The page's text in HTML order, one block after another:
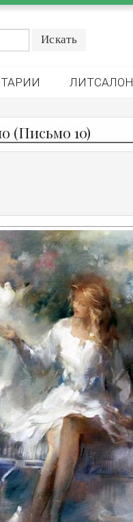
ЛИТСАЛОН
(Письмо 10)